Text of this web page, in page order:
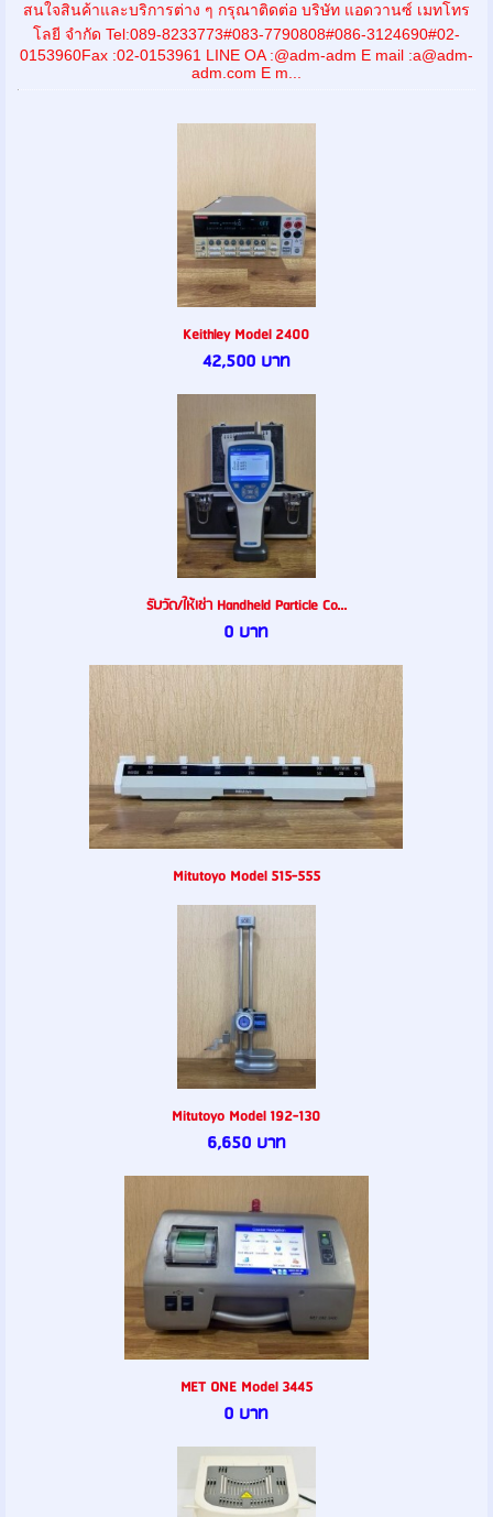
สนใจสินค้าและบริการต่าง ๆ กรุณาติดต่อ บริษัท แอดวานซ์ เมทโทร
โลยี จำกัด Tel:089-8233773#083-7790808#086-3124690#02-
0153960Fax :02-0153961 LINE OA :@adm-adm E mail :a@adm-
adm.com E m...
Keithley Model 2400
42,500 บาท
รับวัด/ให้เช่า Handheld Particle Co...
0 บาท
Mitutoyo Model 515-555
Mitutoyo Model 192-130
6,650 บาท
MET ONE Model 3445
0 บาท